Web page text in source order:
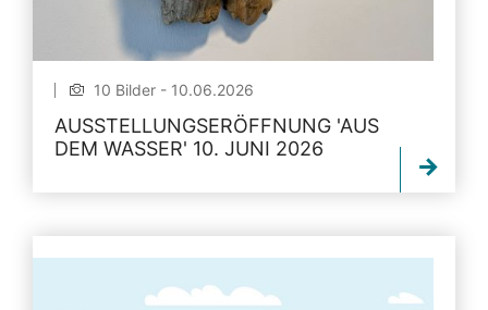
10 Bilder - 10.06.2026
AUSSTELLUNGSERÖFFNUNG 'AUS
DEM WASSER' 10. JUNI 2026